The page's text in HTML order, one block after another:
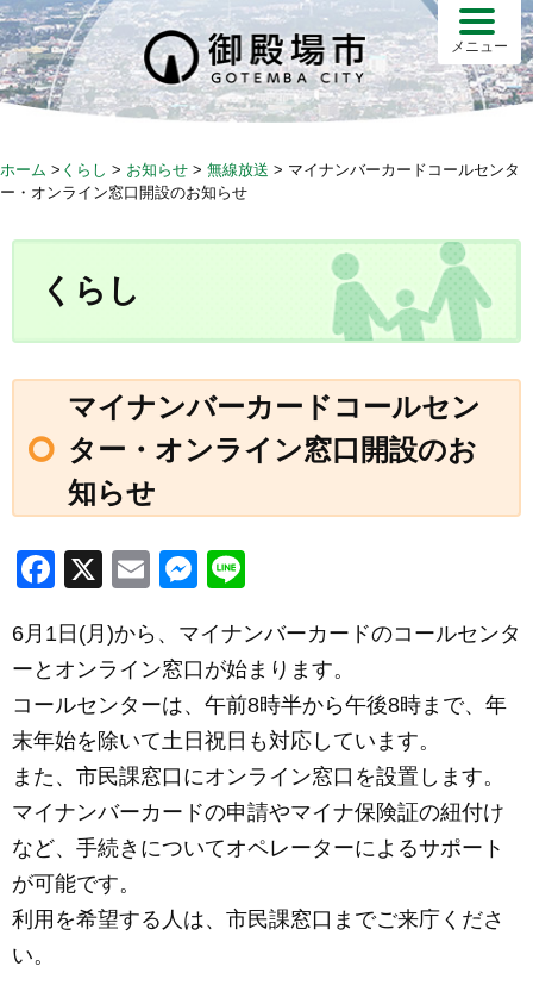
S
k
i
p
メニュー
ホーム > くらし > お知らせ > 無線放送 > マイナンバーカードコールセンタ
ー・オンライン窓口開設のお知らせ
くらし
マイナンバーカードコールセン
ター・オンライン窓口開設のお
知らせ
F
c
e
b
o
o
k
X
E
ail
M
ss
e
n
g
er
e
6月1日(月)から、マイナンバーカードのコールセンタ
ーとオンライン窓口が始まります。
コールセンターは、午前8時半から午後8時まで、年
末年始を除いて土日祝日も対応しています。
また、市民課窓口にオンライン窓口を設置します。
マイナンバーカードの申請やマイナ保険証の紐付け
など、手続きについてオペレーターによるサポート
が可能です。
利用を希望する人は、市民課窓口までご来庁くださ
い。